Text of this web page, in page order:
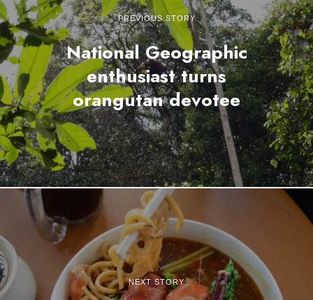
PREVIOUS STORY
National Geographic
enthusiast turns
orangutan devotee
NEXT STORY